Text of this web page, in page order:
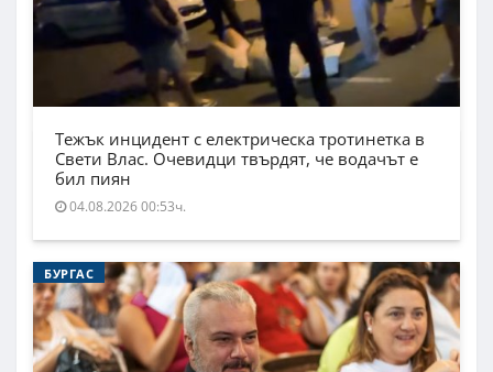
Тежък инцидент с електрическа тротинетка в
Свети Влас. Очевидци твърдят, че водачът е
бил пиян
04.08.2026 00:53ч.
БУРГАС